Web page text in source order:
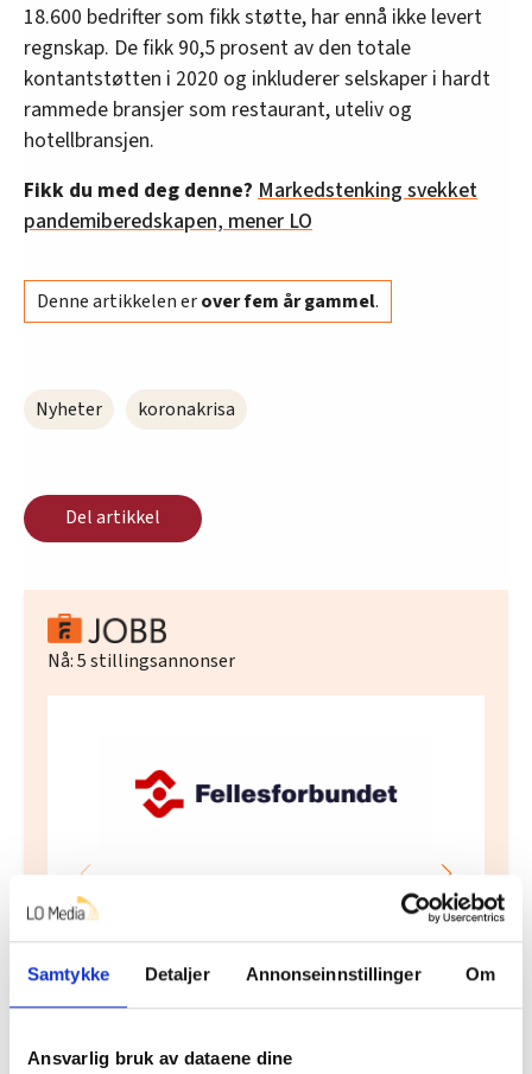
Samtykke Detaljer Annonseinnstillinger Om
Ansvarlig bruk av dataene dine
18.600 bedrifter som fikk støtte, har ennå ikke levert
regnskap. De fikk 90,5 prosent av den totale
kontantstøtten i 2020 og inkluderer selskaper i hardt
rammede bransjer som restaurant, uteliv og
hotellbransjen.
Fikk du med deg denne? Markedstenking svekket
pandemiberedskapen, mener LO
Denne artikkelen erover fem år gammel.
Nyheter koronakrisa
Del artikkel
Nå:5stillingsannonser
Regionleder Region Indre Øst
Fellesforbundet
Moelv